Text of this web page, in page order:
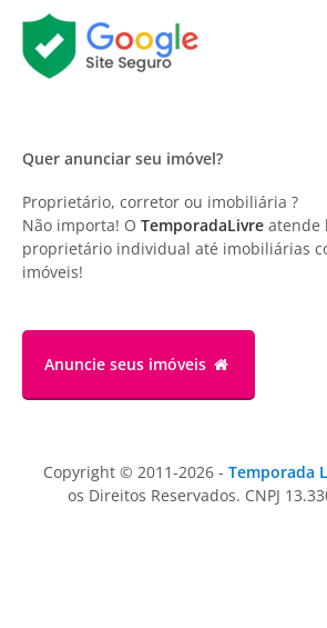
Quer anunciar seu imóvel?
Proprietário, corretor ou imobiliária ?
Não importa! O TemporadaLivre atende
proprietário individual até imobiliárias
imóveis!
Anuncie seus imóveis
Copyright © 2011-2026 - Temporada
os Direitos Reservados. CNPJ